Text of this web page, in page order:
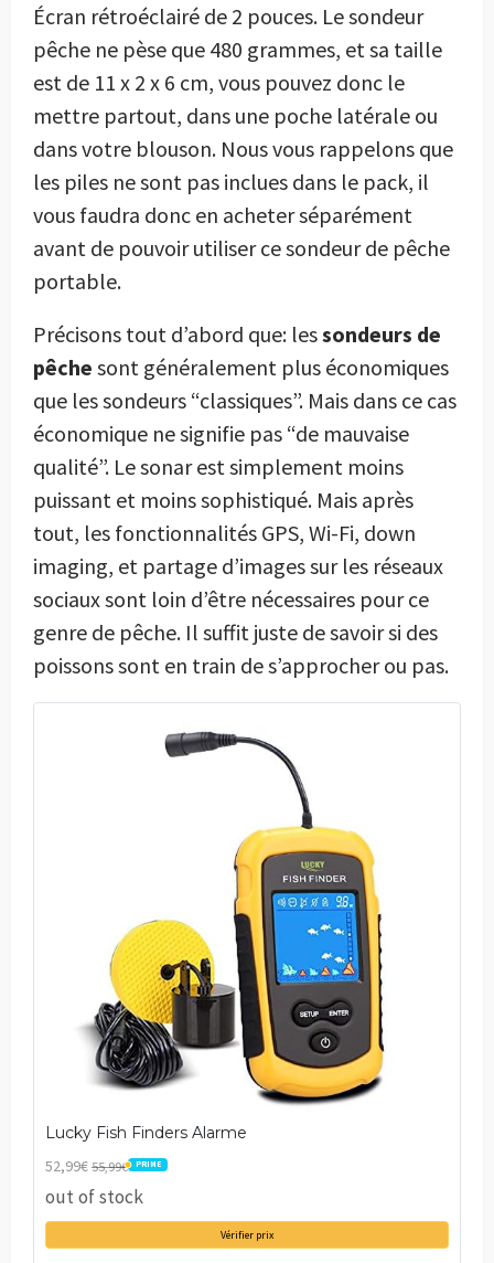
Écran rétroéclairé de 2 pouces. Le sondeur
pêche ne pèse que 480 grammes, et sa taille
est de 11 x 2 x 6 cm, vous pouvez donc le
mettre partout, dans une poche latérale ou
dans votre blouson. Nous vous rappelons que
les piles ne sont pas inclues dans le pack, il
vous faudra donc en acheter séparément
avant de pouvoir utiliser ce sondeur de pêche
portable.
Précisons tout d’abord que: lessondeurs de
pêche sont généralement plus économiques
que les sondeurs “classiques”. Mais dans ce cas
économique ne signifie pas “de mauvaise
qualité”. Le sonar est simplement moins
puissant et moins sophistiqué. Mais après
tout, les fonctionnalités GPS, Wi-Fi, down
imaging, et partage d’images sur les réseaux
sociaux sont loin d’être nécessaires pour ce
genre de pêche. Il suffit juste de savoir si des
poissons sont en train de s’approcher ou pas.
Lucky Fish Finders Alarme
52,99€ 55,99€ PRIME
PRIME
out of stock
Vérifier prix